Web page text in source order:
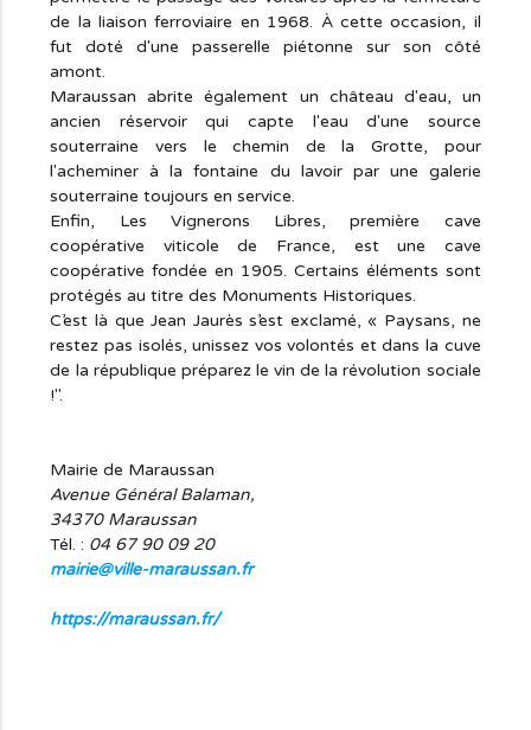
de la liaison ferroviaire en 1968. À cette occasion, il
fut doté d'une passerelle piétonne sur son côté
amont.
Maraussan abrite également un château d'eau, un
ancien réservoir qui capte l'eau d'une source
souterraine vers le chemin de la Grotte, pour
l'acheminer à la fontaine du lavoir par une galerie
souterraine toujours en service.
Enfin, Les Vignerons Libres, première cave
coopérative viticole de France, est une cave
coopérative fondée en 1905. Certains éléments sont
protégés au titre des Monuments Historiques.
C’est là que Jean Jaurès s’est exclamé, « Paysans, ne
restez pas isolés, unissez vos volontés et dans la cuve
de la république préparez le vin de la révolution sociale
!".
Mairie de Maraussan
Avenue Général Balaman,
34370 Maraussan
Tél. : 04 67 90 09 20
mairie@ville-maraussan.fr
https://maraussan.fr/